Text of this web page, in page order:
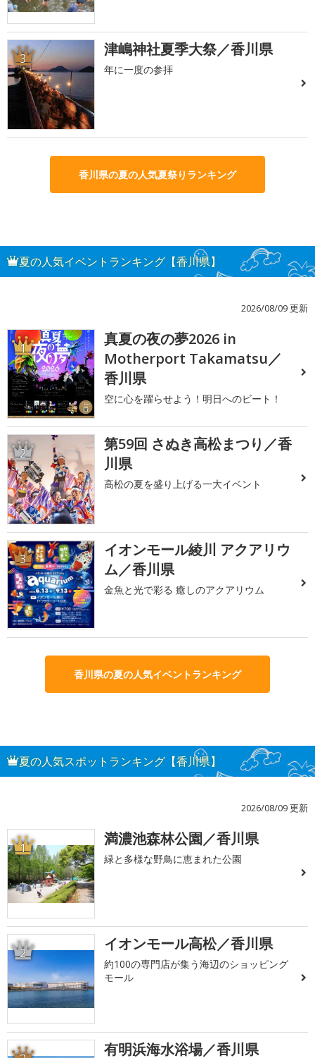
3 津嶋神社夏季大祭／香川県
年に一度の参拝
香川県の夏の人気夏祭りランキング
夏の人気イベントランキング【香川県】
2026/08/09 更新
1
真夏の夜の夢2026 in
Motherport Takamatsu／
香川県
空に心を躍らせよう！明日へのビート！
2
第59回 さぬき高松まつり／香
川県
高松の夏を盛り上げる一大イベント
3
イオンモール綾川 アクアリウ
ム／香川県
金魚と光で彩る 癒しのアクアリウム
香川県の夏の人気イベントランキング
夏の人気スポットランキング【香川県】
2026/08/09 更新
1 満濃池森林公園／香川県
緑と多様な野鳥に恵まれた公園
2 イオンモール高松／香川県
約100の専門店が集う海辺のショッピング
モール
有明浜海水浴場／香川県